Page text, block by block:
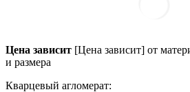
Цена зависит [Цена зависит] от
и размера
Кварцевый агломерат: